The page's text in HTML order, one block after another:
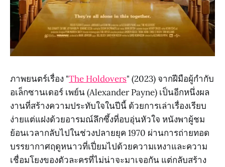
ภาพยนตร์เรื่อง "The Holdovers" (2023) จากฝีมือผู้กำกับ
อเล็กซานเดอร์ เพย์น (Alexander Payne) เป็นอีกหนึ่งผล
งานที่สร้างความประทับใจในปีนี้ ด้วยการเล่าเรื่องเรียบ
ง่ายแต่แฝงด้วยอารมณ์ลึกซึ้งที่อบอุ่นหัวใจ หนังพาผู้ชม
ย้อนเวลากลับไปในช่วงปลายยุค 1970 ผ่านการถ่ายทอด
บรรยากาศฤดูหนาวที่เปี่ยมไปด้วยความเหงาและความ
เชื่อมโยงของตัวละครที่ไม่น่าจะมาเจอกัน แต่กลับสร้าง